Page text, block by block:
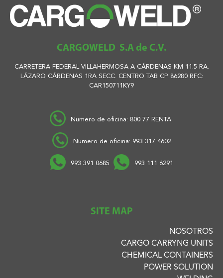
CARGOWELD S.A de C.V.
CARRETERA FEDERAL VILLAHERMOSA A CÁRDENAS KM 11.5 RA.
LÁZARO CÁRDENAS 1RA SECC. CENTRO TAB CP 86280 RFC:
CAR150711KY9
Numero de oficina: 800 77 RENTA
Numero de oficina: 993 317 4602
993 391 0685 993 111 6291
SITE MAP
NOSOTROS
CARGO CARRYNG UNITS
CHEMICAL CONTAINERS
POWER SOLUTION